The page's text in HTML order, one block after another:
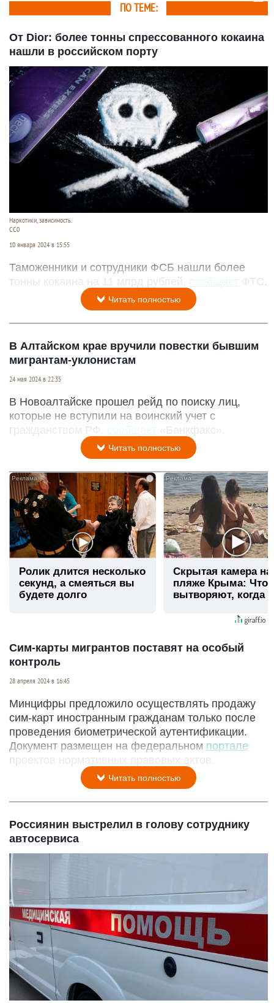
ПО ТЕМЕ:
От Dior: более тонны спрессованного кокаина
нашли в российском порту
Наркотики, зависимость.
CC0
10 января 2024 в 15:55
Таможенники и сотрудники ФСБ нашли более
тонны кокаина на 11 млрд рублей,
сообщает ФТС.
Читать полностью
В Алтайском крае вручили повестки бывшим
мигрантам-уклонистам
24 мая 2024 в 22:35
В Новоалтайске прошел рейд по поиску лиц,
которые не вступили на воинский учет с
гражданством РФ,
сообщает «Банкфакс».
Читать полностью
Ролик длится несколько
секунд, а смеяться вы
будете долго
Скрытая камера на
пляже Крыма: Что
вытворяют, когда
Сим-карты мигрантов поставят на особый
контроль
28 апреля 2024 в 16:45
Минцифры предложило осуществлять продажу
сим-карт иностранным гражданам только после
проведения биометрической аутентификации.
Документ размещен на федеральном портале
проектов нормативных правовых актов.
Читать полностью
Россиянин выстрелил в голову сотруднику
автосервиса